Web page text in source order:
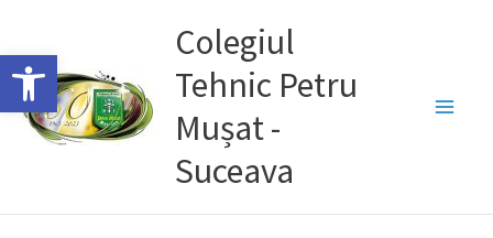
Deschide bara de unelte
to
content
Colegiul
Tehnic Petru
Mușat -
Suceava